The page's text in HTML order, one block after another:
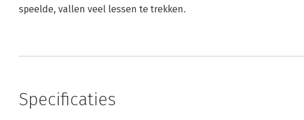
speelde, vallen veel lessen te trekken.
Specificaties